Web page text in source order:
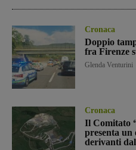
Cronaca
Doppio
fra Firenze
Glenda Venturini
Cronaca
Il Comitato
presenta un
derivanti